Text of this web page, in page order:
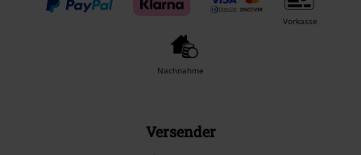
Vorkasse
Nachnahme
Versender